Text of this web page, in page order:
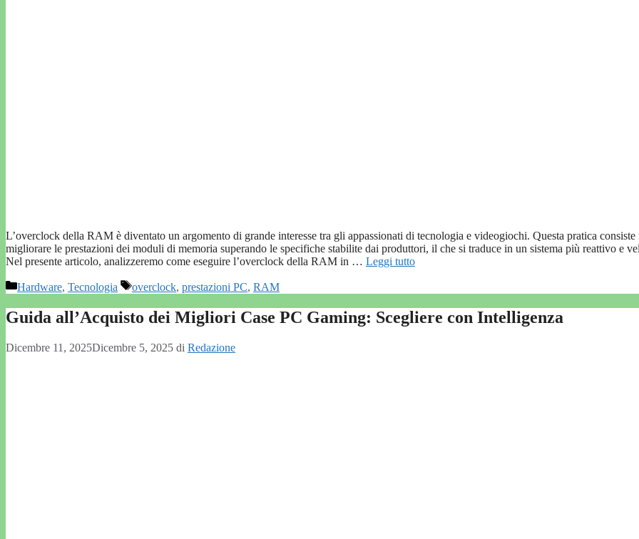
L’overclock della RAM è diventato un argomento di grande interesse tra gli appassionati di tecnologia e videogiochi. Questa pratica consiste
migliorare le prestazioni dei moduli di memoria superando le specifiche stabilite dai produttori, il che si traduce in un sistema più reattivo e
Nel presente articolo, analizzeremo come eseguire l’overclock della RAM in … Leggi tutto
Categorie
Hardware, Tecnologia Tag
overclock, prestazioni PC, RAM
Guida all’Acquisto dei Migliori Case PC Gaming: Scegliere con Intelligenza
Dicembre 11, 2025Dicembre 5, 2025 di Redazione